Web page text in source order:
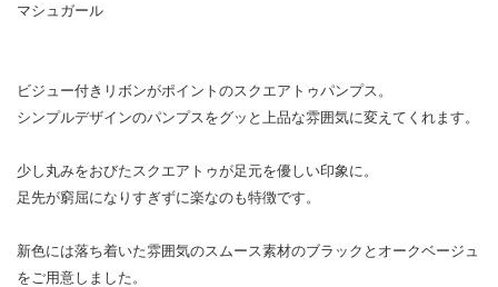
マシュガール
ビジュー付きリボンがポイントのスクエアトゥパンプス。
シンプルデザインのパンプスをグッと上品な雰囲気に変えてくれます。
少し丸みをおびたスクエアトゥが足元を優しい印象に。
足先が窮屈になりすぎずに楽なのも特徴です。
新色には落ち着いた雰囲気のスムース素材のブラックとオークベージュ
をご用意しました。